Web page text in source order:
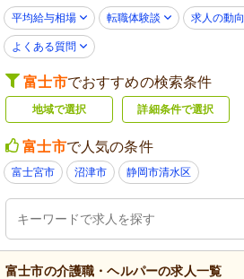
平均給与相場 転職体験談 求人の動向
よくある質問
富士市でおすすめの検索条件
地域で選択 詳細条件で選択
富士市で人気の条件
富士宮市 沼津市 静岡市清水区
富士市の介護職・ヘルパーの求人一覧